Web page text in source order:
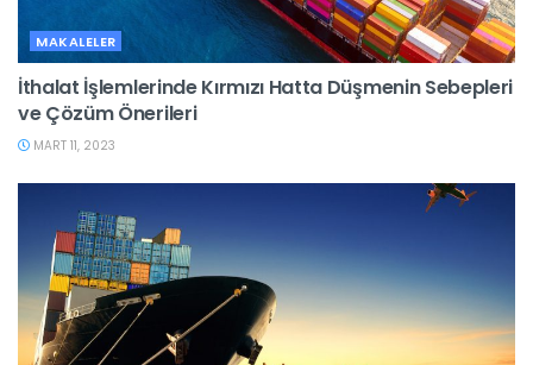
MAKALELER
İthalat İşlemlerinde Kırmızı Hatta Düşmenin Sebepleri
ve Çözüm Önerileri
MART 11, 2023